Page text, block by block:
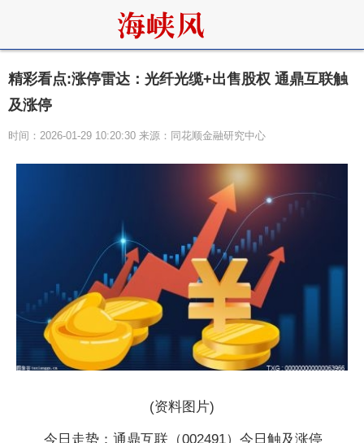
精彩看点:涨停雷达：光纤光缆+出售股权 通鼎互联触
及涨停
时间：2026-01-29 10:20:30 来源：同花顺金融研究中心
(资料图片)
今日走势：通鼎互联（002491）今日触及涨停